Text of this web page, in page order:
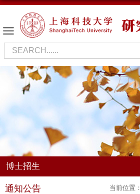
博士招生
当前位置：
通知公告